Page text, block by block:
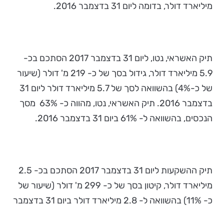
מיליארד דולר, בדומה ליום 31 בדצמבר 2016.
תיק האשראי, נטו, ליום 31 בדצמבר 2017 הסתכם בכ-
5.9 מיליארד דולר, גידול בסך של כ- 219 מ' דולר (שיעור
של כ-4%) בהשוואה לסך של 5.7 מיליארד דולר ליום 31
בדצמבר 2016. תיק האשראי, נטו, מהווה כ- 63% מסך
הנכסים, בהשוואה ל- 61% ביום 31 בדצמבר 2016.
תיק ההשקעות ליום 31 בדצמבר 2017 הסתכם בכ- 2.5
מיליארד דולר, קיטון בסך של כ- 299 מ' דולר (שיעור של
כ- 11%) בהשוואה ל- 2.8 מיליארד דולר ביום 31 בדצמבר